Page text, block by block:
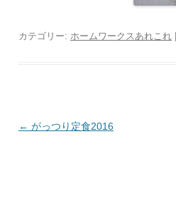
カテゴリー: ホームワークスあれこれ
投
← がっつり定食2016